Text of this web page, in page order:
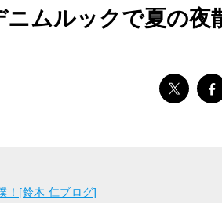
ムルックで夏の夜
！[鈴木 仁ブログ]